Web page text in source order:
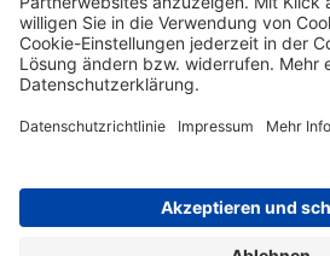
Impressum Datenschutz